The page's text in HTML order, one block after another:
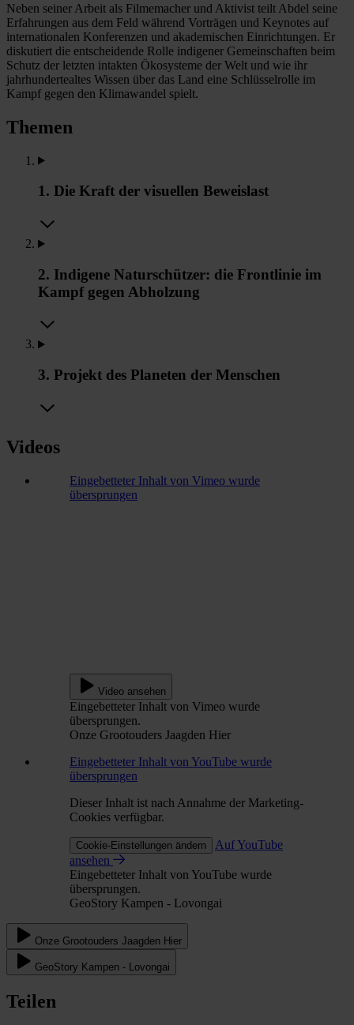
Neben seiner Arbeit als Filmemacher und Aktivist teilt Abdel seine
Erfahrungen aus dem Feld während Vorträgen und Keynotes auf
internationalen Konferenzen und akademischen Einrichtungen. Er
diskutiert die entscheidende Rolle indigener Gemeinschaften beim
Schutz der letzten intakten Ökosysteme der Welt und wie ihr
jahrhundertealtes Wissen über das Land eine Schlüsselrolle im
Kampf gegen den Klimawandel spielt.
Themen
1. Die Kraft der visuellen Beweislast
2. Indigene Naturschützer: die Frontlinie im
Kampf gegen Abholzung
3. Projekt des Planeten der Menschen
Videos
Eingebetteter Inhalt von Vimeo wurde
übersprungen
Video ansehen
Eingebetteter Inhalt von Vimeo wurde
übersprungen.
Onze Grootouders Jaagden Hier
Eingebetteter Inhalt von YouTube wurde
übersprungen
Dieser Inhalt ist nach Annahme der Marketing-
Cookies verfügbar.
Cookie-Einstellungen ändern
Auf YouTube
ansehen
Eingebetteter Inhalt von YouTube wurde
übersprungen.
GeoStory Kampen - Lovongai
Onze Grootouders Jaagden Hier
GeoStory Kampen - Lovongai
Teilen